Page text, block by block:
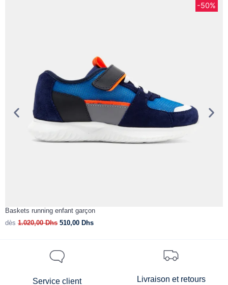
-50%
Baskets running enfant garçon
dès 1.020,00Dhs 510,00 Dhs
Service client Livraison et retours